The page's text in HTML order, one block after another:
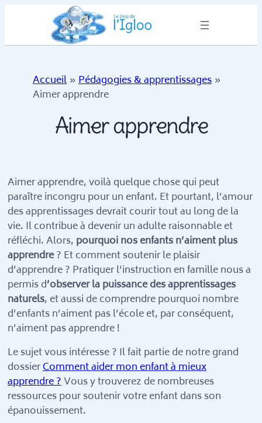
Accueil »Pédagogies & apprentissages »
Aimer apprendre
Aimer apprendre
Aimer apprendre, voilà quelque chose qui peut
paraître incongru pour un enfant. Et pourtant, l’amour
des apprentissages devrait courir tout au long de la
vie. Il contribue à devenir un adulte raisonnable et
réfléchi. Alors, pourquoi nos enfants n’aiment plus
apprendre? Et comment soutenir le plaisir
d’apprendre ? Pratiquer l’instruction en famille nous a
permis d’observer la puissance des apprentissages
naturels, et aussi de comprendre pourquoi nombre
d’enfants n’aiment pas l’école et, par conséquent,
n’aiment pas apprendre !
Le sujet vous intéresse ? Il fait partie de notre grand
dossierComment aider mon enfant à mieux
apprendre ?Vous y trouverez de nombreuses
ressources pour soutenir votre enfant dans son
épanouissement.